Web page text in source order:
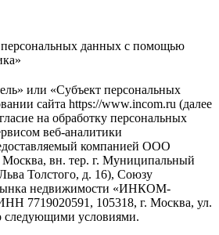
персональных данных с помощью
или «Субъект персональных
сайта https://www.incom.ru (далее
на обработку персональных
веб-аналитики
компанией ООО
вн. тер. г. Муниципальный
Толстого, д. 16), Союзу
недвижимости «ИНКОМ-
105318, г. Москва, ул.
следующими условиями.